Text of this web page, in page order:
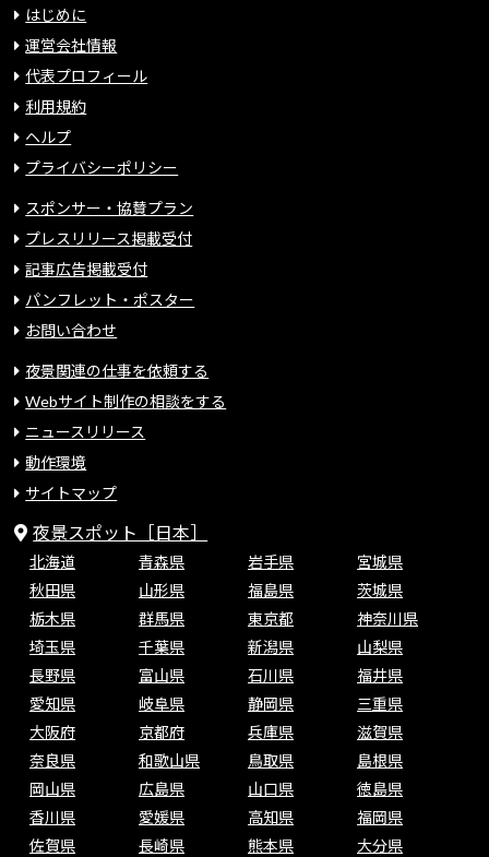
はじめに
運営会社情報
代表プロフィール
利用規約
ヘルプ
プライバシーポリシー
スポンサー・協賛プラン
プレスリリース掲載受付
記事広告掲載受付
パンフレット・ポスター
お問い合わせ
夜景関連の仕事を依頼する
Webサイト制作の相談をする
ニュースリリース
動作環境
サイトマップ
夜景スポット［日本］
北海道 青森県 岩手県
宮城県
秋田県
山形県 福島県
茨城県
栃木県
群馬県 東京都
神奈川県
埼玉県
千葉県 新潟県
山梨県
長野県
富山県 石川県
福井県
愛知県
岐阜県 静岡県
三重県
大阪府
京都府 兵庫県
滋賀県
奈良県
和歌山県 鳥取県
島根県
岡山県
広島県 山口県
徳島県
香川県
愛媛県 高知県
福岡県
佐賀県
長崎県 熊本県
大分県